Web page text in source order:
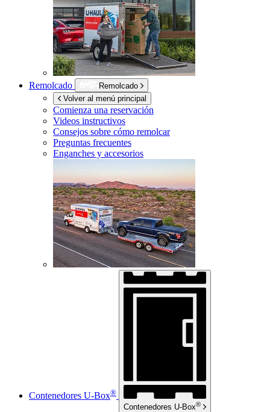
Remolcado
Remolcado
Volver al menú principal
Comienza una reservación
Videos instructivos
Consejos sobre cómo remolcar
Preguntas frecuentes
Enganches y accesorios
Contenedores U-Box®
Contenedores U-Box®